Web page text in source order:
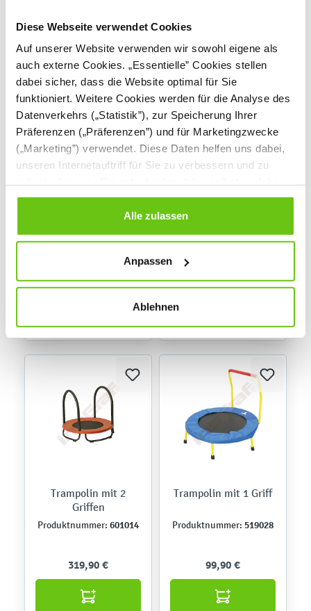
Diese Webseite verwendet Cookies
Auf unserer Website verwenden wir sowohl eigene als
auch externe Cookies. „Essentielle” Cookies stellen
dabei sicher, dass die Website optimal für Sie
funktioniert. Weitere Cookies werden für die Analyse des
Datenverkehrs („Statistik”), zur Speicherung Ihrer
Präferenzen („Präferenzen”) und für Marketingzwecke
(„Marketing”) verwendet. Diese Daten helfen uns dabei,
unseren Internetauftriff für Sie zu verbessern und zu
Cookies Sie erlauben. Verweigern Sie Ihre Zustimmung,
wählen Sie „Alle ablehnen” – in diesem Fall werden nur
Daten verarbeitet, die für den Besuch unserer Website
jederzeit ändern, indem Sie auf die Schaltfläche unten
links klicken. Weitere Informationen zur Datennutzung
Alle zulassen
Anpassen
Ablehnen
Bohnensäckchen -
Trampolin
Trampolin mit 2
Griffen
Produktnummer: 601014
319,90 €
Trampolin mit 1 Griff
Produktnummer: 519028
99,90 €